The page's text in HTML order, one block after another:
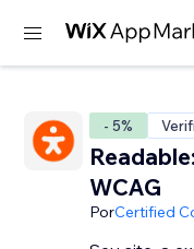
- 5%
WCAG
PorCertified